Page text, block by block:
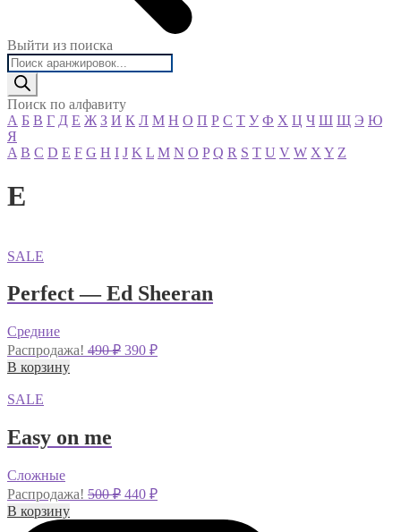
Выйти из поиска
Поиск
товаров
Поиск по алфавиту
А Б В Г Д Е Ж З И К Л М Н О П Р С Т У Ф Х Ц Ч Ш Щ Э Ю
Я
A B C D E F G H I J K L M N O P Q R S T U V W X Y Z
E
SALE
Perfect — Ed Sheeran
Средние
Распродажа! 490₽ Первоначальная
390 ₽Текущая
В корзину
SALE
Easy on me
Сложные
Распродажа! 500₽ Первоначальная
составляла
440 ₽Текущая
В корзину